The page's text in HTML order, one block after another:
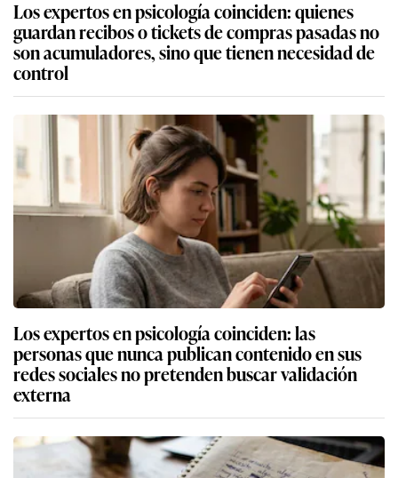
Los expertos en psicología coinciden: quienes
guardan recibos o tickets de compras pasadas no
son acumuladores, sino que tienen necesidad de
control
Los expertos en psicología coinciden: las
personas que nunca publican contenido en sus
redes sociales no pretenden buscar validación
externa